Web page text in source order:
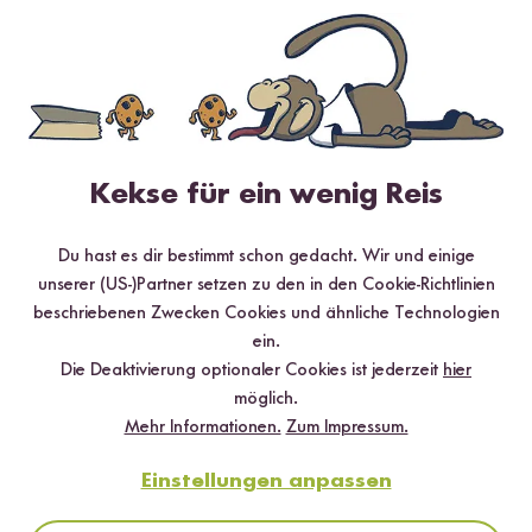
3 Sterne
1 Stern 0 %
Bewerte dieses Produkt
Niedrigste Bewertung
Schon probiert und für gut befunden?
Kekse für ein wenig Reis
Du hast es dir bestimmt schon gedacht. Wir und einige
unserer (US-)Partner setzen zu den in den Cookie-Richtlinien
beschriebenen Zwecken Cookies und ähnliche Technologien
ein.
Die Deaktivierung optionaler Cookies ist jederzeit hier
möglich.
Mehr Informationen. Zum Impressum.
Einstellungen anpassen